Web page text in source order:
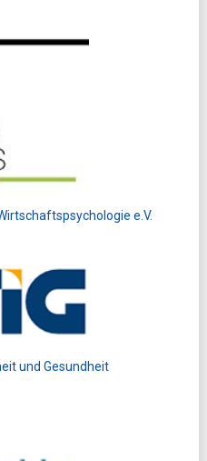
e.V.
und Gesundheit